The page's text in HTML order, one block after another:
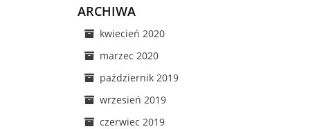
ARCHIWA
kwiecień 2020
marzec 2020
październik 2019
wrzesień 2019
czerwiec 2019